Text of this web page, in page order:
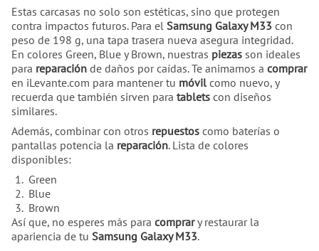
Estas carcasas no solo son estéticas, sino que protegen
contra impactos futuros. Para el Samsung Galaxy M33 con
peso de 198 g, una tapa trasera nueva asegura integridad.
En colores Green, Blue y Brown, nuestras piezas son ideales
para reparación de daños por caídas. Te animamos a comprar
en iLevante.com para mantener tu móvil como nuevo, y
recuerda que también sirven para tablets con diseños
similares.
Además, combinar con otros repuestos como baterías o
pantallas potencia la reparación. Lista de colores
disponibles:
Green
Blue
Brown
Así que, no esperes más para comprary restaurar la
apariencia de tu Samsung Galaxy M33.